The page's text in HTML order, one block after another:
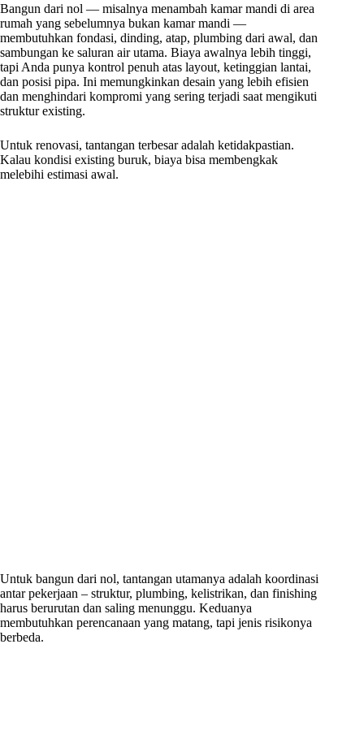
Bangun dari nol — misalnya menambah kamar mandi di area
rumah yang sebelumnya bukan kamar mandi —
membutuhkan fondasi, dinding, atap, plumbing dari awal, dan
sambungan ke saluran air utama. Biaya awalnya lebih tinggi,
tapi Anda punya kontrol penuh atas layout, ketinggian lantai,
dan posisi pipa. Ini memungkinkan desain yang lebih efisien
dan menghindari kompromi yang sering terjadi saat mengikuti
struktur existing.
Untuk renovasi, tantangan terbesar adalah ketidakpastian.
Kalau kondisi existing buruk, biaya bisa membengkak
melebihi estimasi awal.
Untuk bangun dari nol, tantangan utamanya adalah koordinasi
antar pekerjaan – struktur, plumbing, kelistrikan, dan finishing
harus berurutan dan saling menunggu. Keduanya
membutuhkan perencanaan yang matang, tapi jenis risikonya
berbeda.